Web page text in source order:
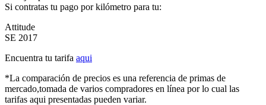
Si contratas tu pago por kilómetro para tu:
Attitude
SE 2017
Encuentra tu tarifa aqui
*La comparación de precios es una referencia de primas de
mercado,tomada de varios compradores en línea por lo cual las
tarifas aqui presentadas pueden variar.